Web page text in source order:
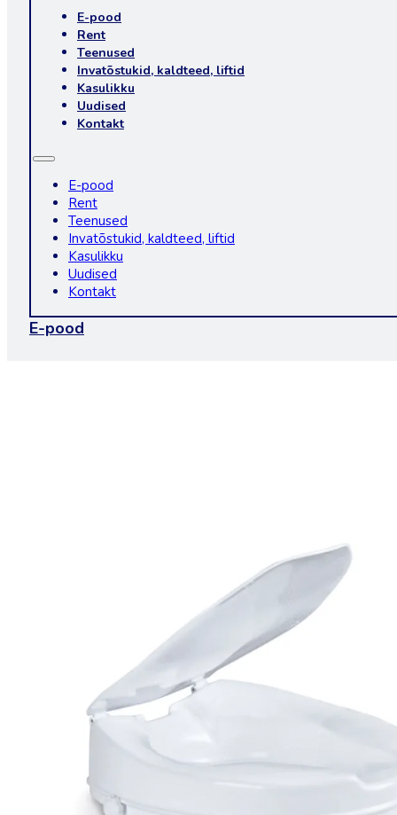
E-pood
Rent
Teenused
Invatõstukid, kaldteed, liftid
Kasulikku
Uudised
Kontakt
E-pood
Rent
Teenused
Invatõstukid, kaldteed, liftid
Kasulikku
Uudised
Kontakt
E-pood